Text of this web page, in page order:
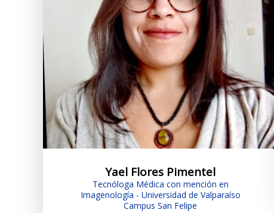
Yael Flores Pimentel
Tecnóloga Médica con mención en
Imagenología - Universidad de Valparaíso
Campus San Felipe